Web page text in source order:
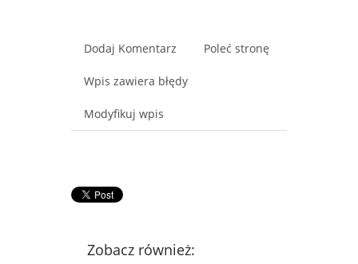
Dodaj Komentarz Poleć stronę
Wpis zawiera błędy
Modyfikuj wpis
Zobacz również: